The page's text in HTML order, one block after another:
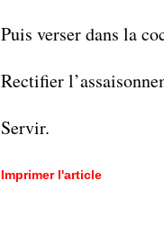
Puis verser dans la
Rectifier
Servir.
Imprimer l'article